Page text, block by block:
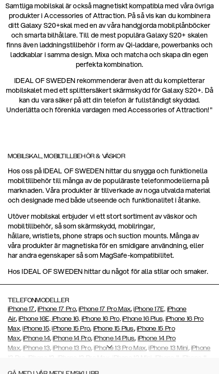
Samtliga mobilskal är också magnetiskt kompatibla med våra övriga
produkter i Accessories of Attraction. På så vis kan du kombinera
ditt Galaxy S20+skal med en av våra handgjorda mobilplånböcker
och smarta bilhållare. Till de mest populära Galaxy S20+ skalen
finns även laddningstillbehör i form av Qi-laddare, powerbanks och
laddkablar i samma design. Mixa och matcha och skapa din egen
perfekta kombination.
IDEAL OF SWEDEN rekommenderar även att du kompletterar
mobilskalet med ett splittersäkert skärmskydd för Galaxy S20+. Då
kan du vara säker på att din telefon är fullständigt skyddad.
Underlätta och förenkla vardagen med Accessories of Attraction!"
MOBILSKAL, MOBILTILLBEHÖR & VÄSKOR
Hos oss på IDEAL OF SWEDEN hittar du snygga och funktionella
mobiltillbehör till många av de populäraste telefonmodellerna på
marknaden. Våra produkter är tillverkade av noga utvalda material
och designade med både utseende och funktionalitet i åtanke.
Utöver mobilskal erbjuder vi ett stort sortiment av väskor och
mobiltillbehör, så som skärmskydd, mobilringar,
hållare, wristlets, phone straps och suction mounts. Många av
våra produkter är magnetiska för en smidigare användning, eller
har andra egenskaper så som MagSafe-kompatibilitet.
Hos IDEAL OF SWEDEN hittar du något för alla stilar och smaker.
TELEFONMODELLER
iPhone 17, iPhone 17 Pro,iPhone 17 Pro Max,iPhone 17E, iPhone
Air,iPhone 16E, iPhone 16, iPhone 16 Pro, iPhone 16 Plus, iPhone 16 Pro
Max, iPhone 15, iPhone 15 Pro, iPhone 15 Plus, iPhone 15 Pro
Max,iPhone 14,iPhone 14 Pro,iPhone 14 Plus, iPhone 14 Pro
Max,iPhone 13,iPhone 13 Pro,iPhone 13 Pro Max,iPhone 13 Mini, iPhone
12 Pro
iPhone 12 iPhone 12 Pro Max iPhone 12 Mini iPhone 11
iPhone 11